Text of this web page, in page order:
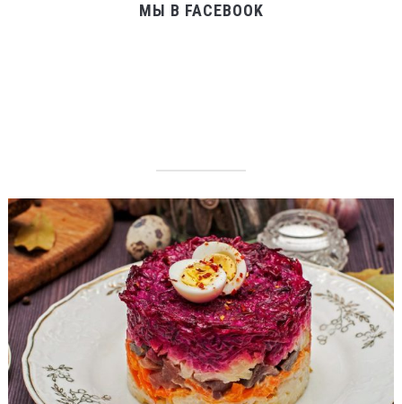
МЫ В FACEBOOK